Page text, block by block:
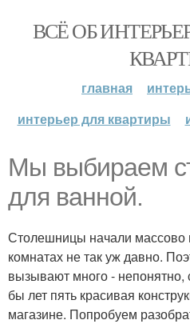
ВСЁ ОБ
главная
интерьер для квартиры
Мы выбираем
для ванной.
Столешницы начали массово
комнатах не так уж давно.
вызывают много - непонятно,
бы лет пять красивая
магазине. Попробуем